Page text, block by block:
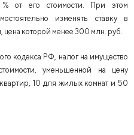
от его стоимости. При этом
изменять ставку в
цена которой менее 300 млн. руб.
кодекса РФ, налог на имущество
уменьшенной на цену
10 для жилых комнат и 50